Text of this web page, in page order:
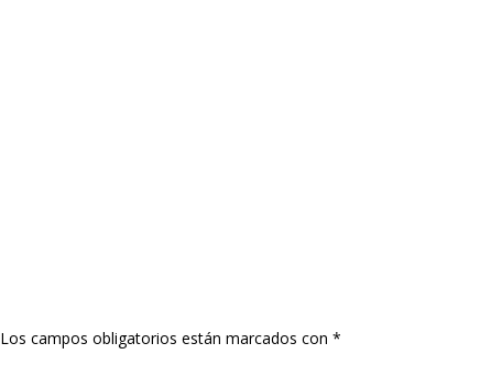
Los campos obligatorios están marcados con*